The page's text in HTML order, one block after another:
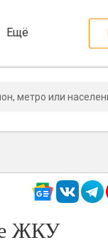
Ещё
ЖКУ